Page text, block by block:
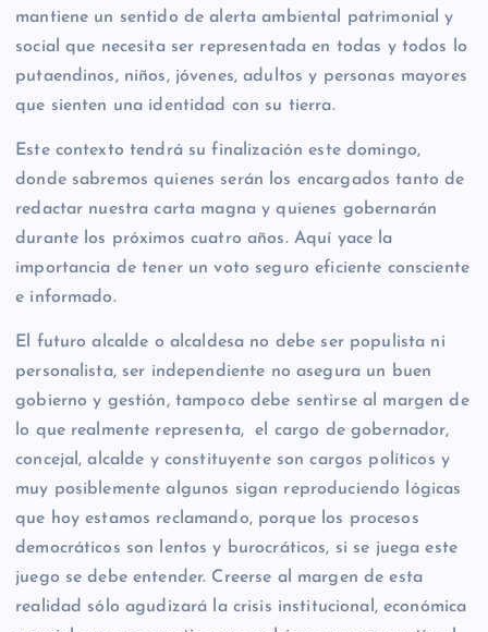
mantiene un sentido de alerta ambiental patrimonial y
social que necesita ser representada en todas y todos lo
putaendinos, niños, jóvenes, adultos y personas mayores
que sienten una identidad con su tierra.
Este contexto tendrá su finalización este domingo,
donde sabremos quienes serán los encargados tanto de
redactar nuestra carta magna y quienes gobernarán
durante los próximos cuatro años. Aquí yace la
importancia de tener un voto seguro eficiente consciente
e informado.
El futuro alcalde o alcaldesa no debe ser populista ni
personalista, ser independiente no asegura un buen
gobierno y gestión, tampoco debe sentirse al margen de
lo que realmente representa, el cargo de gobernador,
concejal, alcalde y constituyente son cargos políticos y
muy posiblemente algunos sigan reproduciendo lógicas
que hoy estamos reclamando, porque los procesos
democráticos son lentos y burocráticos, si se juega este
juego se debe entender. Creerse al margen de esta
realidad sólo agudizará la crisis institucional, económica